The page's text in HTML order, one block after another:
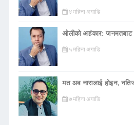
४ महिना अगाडि
ओलीको अहंकार: जनमतबाट
५ महिना अगाडि
मत अब नारालाई होइन,
७ महिना अगाडि